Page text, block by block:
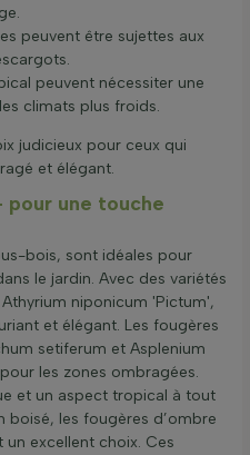
peuvent être sujettes aux
peuvent nécessiter une
climats plus froids.
judicieux pour ceux qui
et élégant.
une touche
bois, sont idéales pour
le jardin. Avec des variétés
niponicum 'Pictum',
et élégant. Les fougères
setiferum et Asplenium
les zones ombragées.
et un aspect tropical à tout
boisé, les fougères d’ombre
excellent choix. Ces